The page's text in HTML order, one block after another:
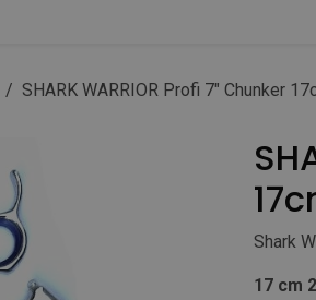
SHARK WARRIOR Profi 7" Chunker
Shark
17 cm